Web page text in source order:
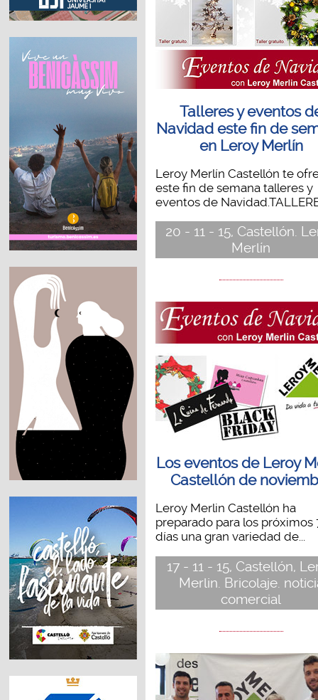
Talleres y eventos
Navidad este fin de
en Leroy Merlín
Leroy Merlín Castellón te
este fin de semana talleres y
eventos de
20 - 11 - 15, Castellón.
Merlín
Los eventos de Leroy
Castellón de
Leroy Merlin Castellón ha
preparado para los próximos
días una gran variedad de...
17 - 11 - 15, Castellón,
Merlin. Bricolaje.
comercial